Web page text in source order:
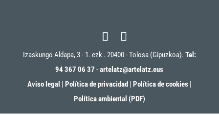
Izaskungo Aldapa, 3 - 1. ezk . 20400 - Tolosa (Gipuzkoa). Tel:
94 367 06 37 -artelatz@artelatz.eus
Aviso legal | Política de privacidad | Política de cookies|
Política ambiental (PDF)